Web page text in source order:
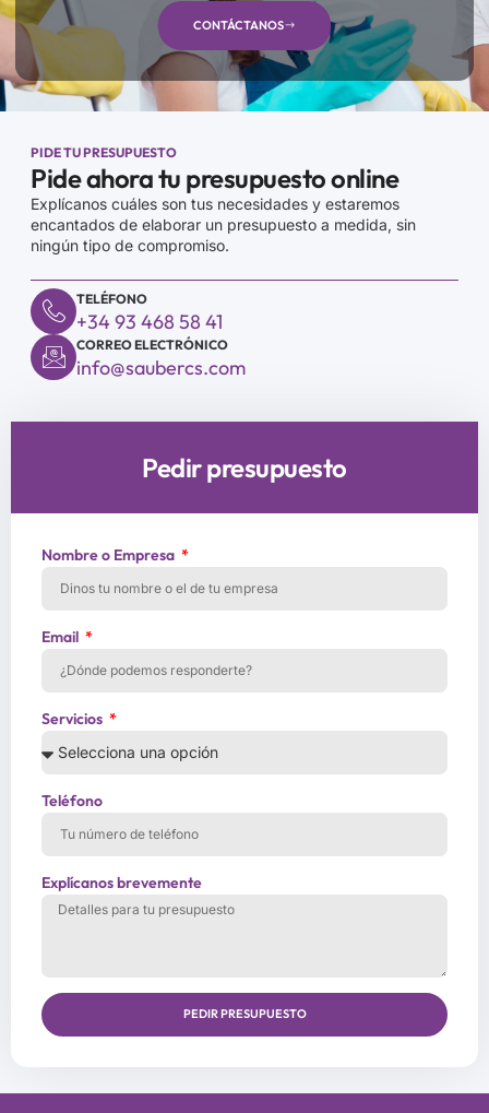
CONTÁCTANOS
Pedir presupuesto
Nombre o Empresa
Email
Servicios
Teléfono
Explícanos brevemente
PEDIR PRESUPUESTO
PIDE TU PRESUPUESTO
Pide ahora tu presupuesto online
Explícanos cuáles son tus necesidades y estaremos
encantados de elaborar un presupuesto a medida, sin
ningún tipo de compromiso.
TELÉFONO
+34 93 468 58 41
CORREO ELECTRÓNICO
info@saubercs.com